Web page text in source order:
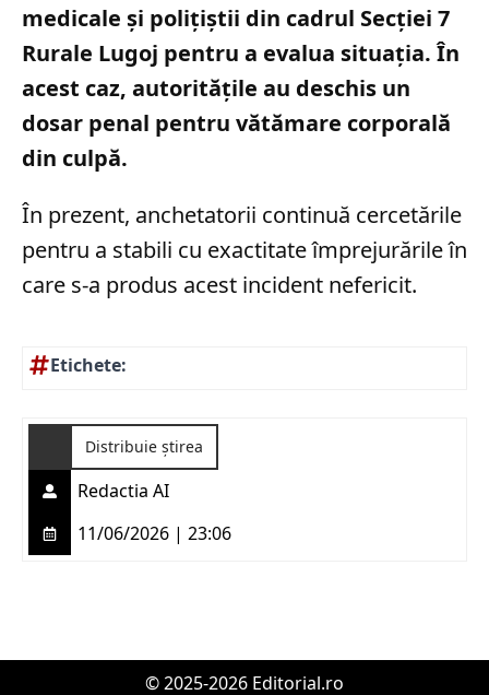
medicale și polițiștii din cadrul Secției 7
Rurale Lugoj pentru a evalua situația. În
acest caz, autoritățile au deschis un
dosar penal pentru vătămare corporală
din culpă.
În prezent, anchetatorii continuă cercetările
pentru a stabili cu exactitate împrejurările în
care s-a produs acest incident nefericit.
Etichete:
Distribuie știrea
Redactia AI
11/06/2026 | 23:06
© 2025-2026 Editorial.ro